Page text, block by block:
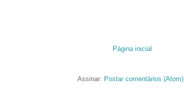
Página inicial
Assinar: Postar comentários (Atom)